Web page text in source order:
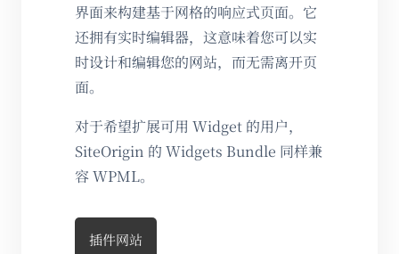
界面来构建基于网格的响应式页面。它
还拥有实时编辑器，这意味着您可以实
时设计和编辑您的网站，而无需离开页
面。
对于希望扩展可用 Widget 的用户，
SiteOrigin 的 Widgets Bundle 同样兼
容 WPML。
插件网站